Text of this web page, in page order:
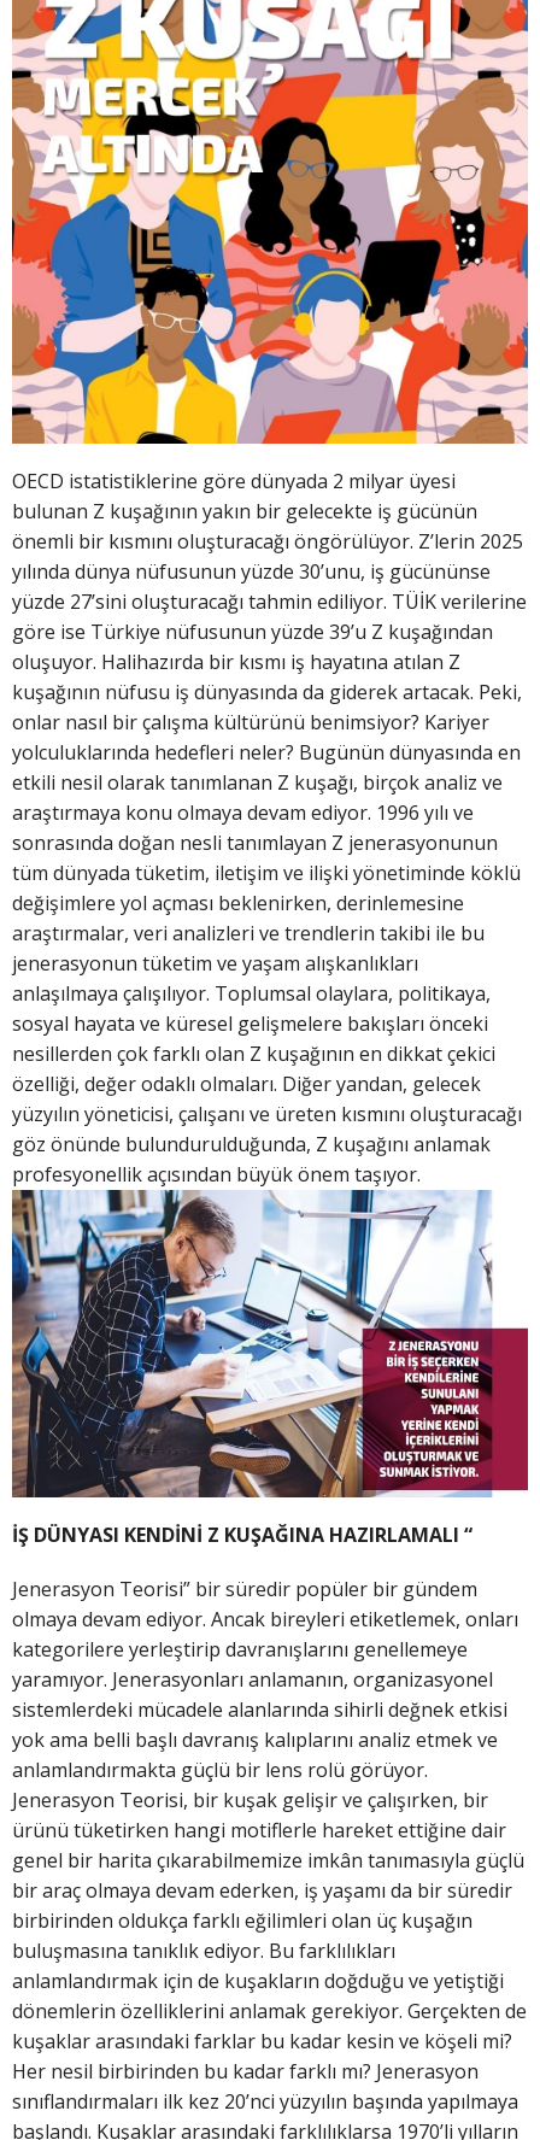
OECD istatistiklerine göre dünyada 2 milyar üyesi
bulunan Z kuşağının yakın bir gelecekte iş gücünün
önemli bir kısmını oluşturacağı öngörülüyor. Z’lerin 2025
yılında dünya nüfusunun yüzde 30’unu, iş gücününse
yüzde 27’sini oluşturacağı tahmin ediliyor. TÜİK verilerine
göre ise Türkiye nüfusunun yüzde 39’u Z kuşağından
oluşuyor. Halihazırda bir kısmı iş hayatına atılan Z
kuşağının nüfusu iş dünyasında da giderek artacak. Peki,
onlar nasıl bir çalışma kültürünü benimsiyor? Kariyer
yolculuklarında hedefleri neler? Bugünün dünyasında en
etkili nesil olarak tanımlanan Z kuşağı, birçok analiz ve
araştırmaya konu olmaya devam ediyor. 1996 yılı ve
sonrasında doğan nesli tanımlayan Z jenerasyonunun
tüm dünyada tüketim, iletişim ve ilişki yönetiminde köklü
değişimlere yol açması beklenirken, derinlemesine
araştırmalar, veri analizleri ve trendlerin takibi ile bu
jenerasyonun tüketim ve yaşam alışkanlıkları
anlaşılmaya çalışılıyor. Toplumsal olaylara, politikaya,
sosyal hayata ve küresel gelişmelere bakışları önceki
nesillerden çok farklı olan Z kuşağının en dikkat çekici
özelliği, değer odaklı olmaları. Diğer yandan, gelecek
yüzyılın yöneticisi, çalışanı ve üreten kısmını oluşturacağı
göz önünde bulundurulduğunda, Z kuşağını anlamak
profesyonellik açısından büyük önem taşıyor.
İŞ DÜNYASI KENDİNİ Z KUŞAĞINA HAZIRLAMALI “
Jenerasyon Teorisi” bir süredir popüler bir gündem
olmaya devam ediyor. Ancak bireyleri etiketlemek, onları
kategorilere yerleştirip davranışlarını genellemeye
yaramıyor. Jenerasyonları anlamanın, organizasyonel
sistemlerdeki mücadele alanlarında sihirli değnek etkisi
yok ama belli başlı davranış kalıplarını analiz etmek ve
anlamlandırmakta güçlü bir lens rolü görüyor.
Jenerasyon Teorisi, bir kuşak gelişir ve çalışırken, bir
ürünü tüketirken hangi motiflerle hareket ettiğine dair
genel bir harita çıkarabilmemize imkân tanımasıyla güçlü
bir araç olmaya devam ederken, iş yaşamı da bir süredir
birbirinden oldukça farklı eğilimleri olan üç kuşağın
buluşmasına tanıklık ediyor. Bu farklılıkları
anlamlandırmak için de kuşakların doğduğu ve yetiştiği
dönemlerin özelliklerini anlamak gerekiyor. Gerçekten de
kuşaklar arasındaki farklar bu kadar kesin ve köşeli mi?
Her nesil birbirinden bu kadar farklı mı? Jenerasyon
sınıflandırmaları ilk kez 20’nci yüzyılın başında yapılmaya
başlandı. Kuşaklar arasındaki farklılıklarsa 1970’li yılların